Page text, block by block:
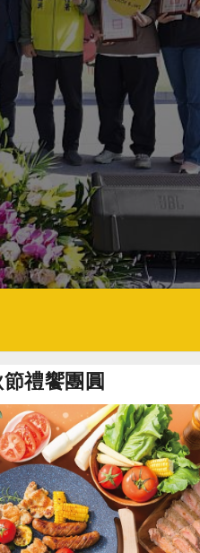
點鹽」、夏威夷拌飯品牌
瓜瓜園企業聯名合作，成功
合品牌烘焙工藝製作美味
大人物農產運銷合作社」成
國際舞台。
品，從產地到餐桌，完整
答雜糧小知識，即可深入
禮饗團圓